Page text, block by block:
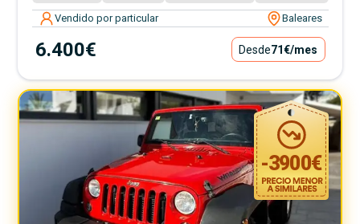
Vendido por particular Baleares
6.400€ Desde71€/mes
-3900€